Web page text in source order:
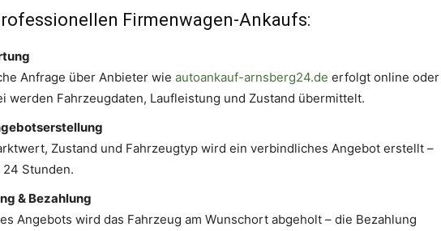
Firmenwagen-Ankaufs:
Anfrage über Anbieter wie autoankauf-arnsberg24.de erfolgt online oder
werden Fahrzeugdaten, Laufleistung und Zustand übermittelt.
Zustand und Fahrzeugtyp wird ein verbindliches Angebot erstellt –
Stunden.
& Bezahlung
Angebots wird das Fahrzeug am Wunschort abgeholt – die Bezahlung